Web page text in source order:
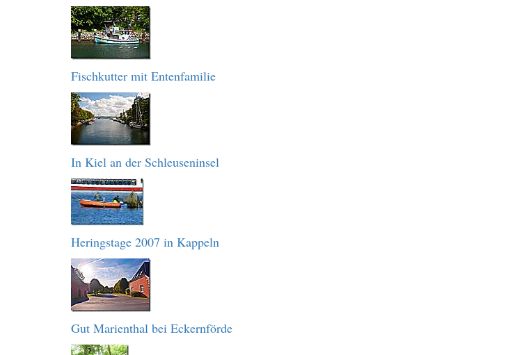
Fischkutter mit Entenfamilie
In Kiel an der Schleuseninsel
Heringstage 2007 in Kappeln
Gut Marienthal bei Eckernförde